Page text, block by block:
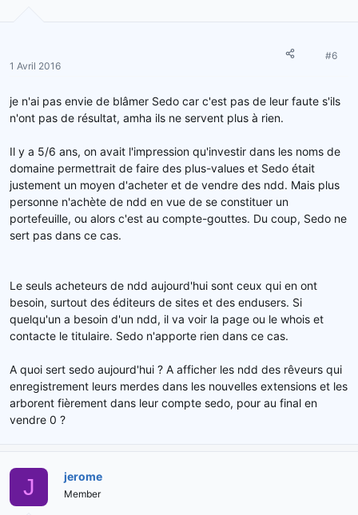
1 Avril 2016
#6
je n'ai pas envie de blâmer Sedo car c'est pas de leur faute s'ils
n'ont pas de résultat, amha ils ne servent plus à rien.
Il y a 5/6 ans, on avait l'impression qu'investir dans les noms de
domaine permettrait de faire des plus-values et Sedo était
justement un moyen d'acheter et de vendre des ndd. Mais plus
personne n'achète de ndd en vue de se constituer un
portefeuille, ou alors c'est au compte-gouttes. Du coup, Sedo ne
sert pas dans ce cas.
Le seuls acheteurs de ndd aujourd'hui sont ceux qui en ont
besoin, surtout des éditeurs de sites et des endusers. Si
quelqu'un a besoin d'un ndd, il va voir la page ou le whois et
contacte le titulaire. Sedo n'apporte rien dans ce cas.
A quoi sert sedo aujourd'hui ? A afficher les ndd des rêveurs qui
enregistrement leurs merdes dans les nouvelles extensions et les
arborent fièrement dans leur compte sedo, pour au final en
vendre 0 ?
J jerome
Member